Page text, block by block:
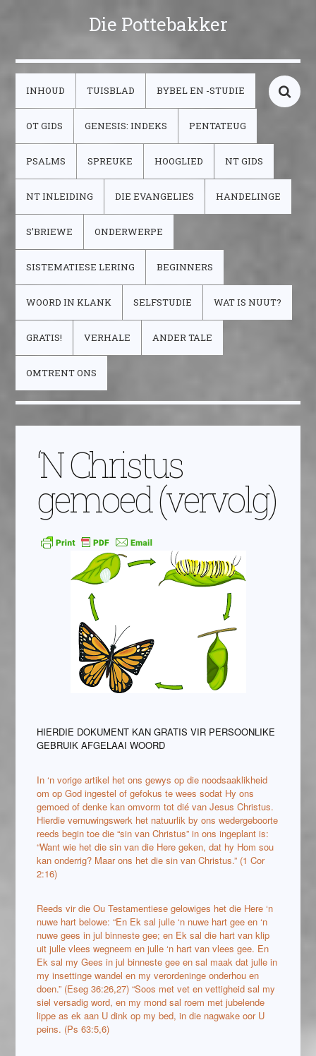
Die Pottebakker
INHOUD TUISBLAD BYBEL EN -STUDIE
OT GIDS GENESIS: INDEKS PENTATEUG
PSALMS SPREUKE HOOGLIED NT GIDS
NT INLEIDING DIE EVANGELIES HANDELINGE
S’BRIEWE ONDERWERPE
SISTEMATIESE LERING BEGINNERS
WOORD IN KLANK SELFSTUDIE WAT IS NUUT?
GRATIS! VERHALE ANDER TALE
OMTRENT ONS
‘N Christus
gemoed (vervolg)
HIERDIE DOKUMENT KAN GRATIS VIR PERSOONLIKE
GEBRUIK AFGELAAI WOORD
In ‘n vorige artikel het ons gewys op die noodsaaklikheid
om op God ingestel of gefokus te wees sodat Hy ons
gemoed of denke kan omvorm tot dié van Jesus Christus.
Hierdie vernuwingswerk het natuurlik by ons wedergeboorte
reeds begin toe die “sin van Christus” in ons ingeplant is:
“Want wie het die sin van die Here geken, dat hy Hom sou
kan onderrig? Maar ons het die sin van Christus.” (1 Cor
2:16)
Reeds vir die Ou Testamentiese gelowiges het die Here ‘n
nuwe hart belowe: “En Ek sal julle ‘n nuwe hart gee en ‘n
nuwe gees in jul binneste gee; en Ek sal die hart van klip
uit julle vlees wegneem en julle ‘n hart van vlees gee. En
Ek sal my Gees in jul binneste gee en sal maak dat julle in
my insettinge wandel en my verordeninge onderhou en
doen.” (Eseg 36:26,27) “Soos met vet en vettigheid sal my
siel versadig word, en my mond sal roem met jubelende
lippeas ek aan U dink op my bed, in die nagwake oor U
peins. (Ps 63:5,6)